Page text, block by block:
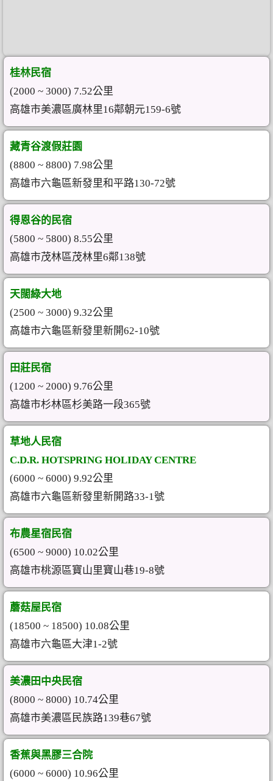
桂林民宿
(2000 ~ 3000) 7.52公里
高雄市美濃區廣林里16鄰朝元159-6號
藏青谷渡假莊園
(8800 ~ 8800) 7.98公里
高雄市六龜區新發里和平路130-72號
得恩谷的民宿
(5800 ~ 5800) 8.55公里
高雄市茂林區茂林里6鄰138號
天闊綠大地
(2500 ~ 3000) 9.32公里
高雄市六龜區新發里新開62-10號
田莊民宿
(1200 ~ 2000) 9.76公里
高雄市杉林區杉美路一段365號
草地人民宿
C.D.R. HOTSPRING HOLIDAY CENTRE
(6000 ~ 6000) 9.92公里
高雄市六龜區新發里新開路33-1號
布農星宿民宿
(6500 ~ 9000) 10.02公里
高雄市桃源區寶山里寶山巷19-8號
蘑菇屋民宿
(18500 ~ 18500) 10.08公里
高雄市六龜區大津1-2號
美濃田中央民宿
(8000 ~ 8000) 10.74公里
高雄市美濃區民族路139巷67號
香蕉與黑膠三合院
(6000 ~ 6000) 10.96公里